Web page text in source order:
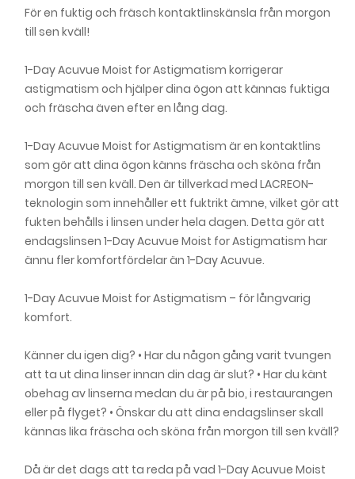
För en fuktig och fräsch kontaktlinskänsla från morgon
till sen kväll!
1-Day Acuvue Moist for Astigmatism korrigerar
astigmatism och hjälper dina ögon att kännas fuktiga
och fräscha även efter en lång dag.
1-Day Acuvue Moist for Astigmatism är en kontaktlins
som gör att dina ögon känns fräscha och sköna från
morgon till sen kväll. Den är tillverkad med LACREON-
teknologin som innehåller ett fuktrikt ämne, vilket gör att
fukten behålls i linsen under hela dagen. Detta gör att
endagslinsen 1-Day Acuvue Moist for Astigmatism har
ännu fler komfortfördelar än 1-Day Acuvue.
1-Day Acuvue Moist for Astigmatism – för långvarig
komfort.
Känner du igen dig? • Har du någon gång varit tvungen
att ta ut dina linser innan din dag är slut? • Har du känt
obehag av linserna medan du är på bio, i restaurangen
eller på flyget? • Önskar du att dina endagslinser skall
kännas lika fräscha och sköna från morgon till sen kväll?
Då är det dags att ta reda på vad 1-Day Acuvue Moist